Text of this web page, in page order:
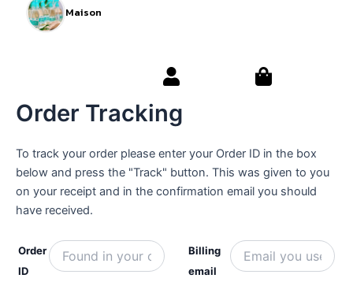
Maison
Order Tracking
To track your order please enter your Order ID in the box
below and press the "Track" button. This was given to you
on your receipt and in the confirmation email you should
have received.
Order
ID
Billing
email